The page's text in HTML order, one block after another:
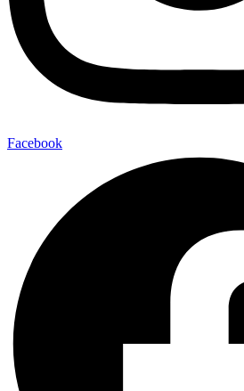
Facebook